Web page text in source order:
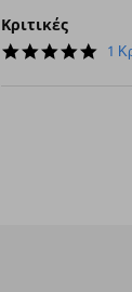
Κριτικές
5.0
1